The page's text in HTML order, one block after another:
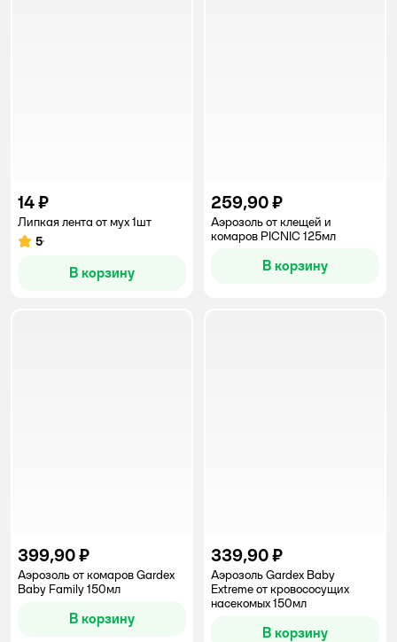
14 ₽
Липкая лента от мух 1шт
Рейтинг:
5
В корзину
259,90 ₽
Аэрозоль от клещей и
комаров PICNIC 125мл
В корзину
399,90 ₽
Аэрозоль от комаров Gardex
Baby Family 150мл
В корзину
339,90 ₽
Аэрозоль Gardex Baby
Extreme от кровососущих
насекомых 150мл
В корзину